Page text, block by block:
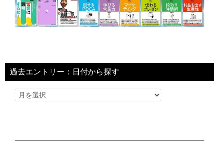
過去エントリー：日付から探す